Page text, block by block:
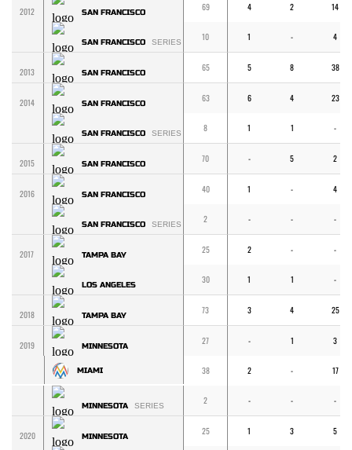
2012 SAN FRANCISCO 69 4 2 14
SAN FRANCISCO SERIES 10 1 - 4
2013 SAN FRANCISCO 65 5 8 38
2014 SAN FRANCISCO 63 6 4 23
SAN FRANCISCO SERIES 8 1 1 -
2015 SAN FRANCISCO 70 - 5 2
2016 SAN FRANCISCO 40 1 - 4
SAN FRANCISCO SERIES 2 - - -
2017 TAMPA BAY 25 2 - -
LOS ANGELES 30 1 1 -
2018 TAMPA BAY 73 3 4 25
2019 MINNESOTA 27 - 1 3
MIAMI 38 2 - 17
MINNESOTA SERIES 2 - - -
2020 MINNESOTA 25 1 3 5